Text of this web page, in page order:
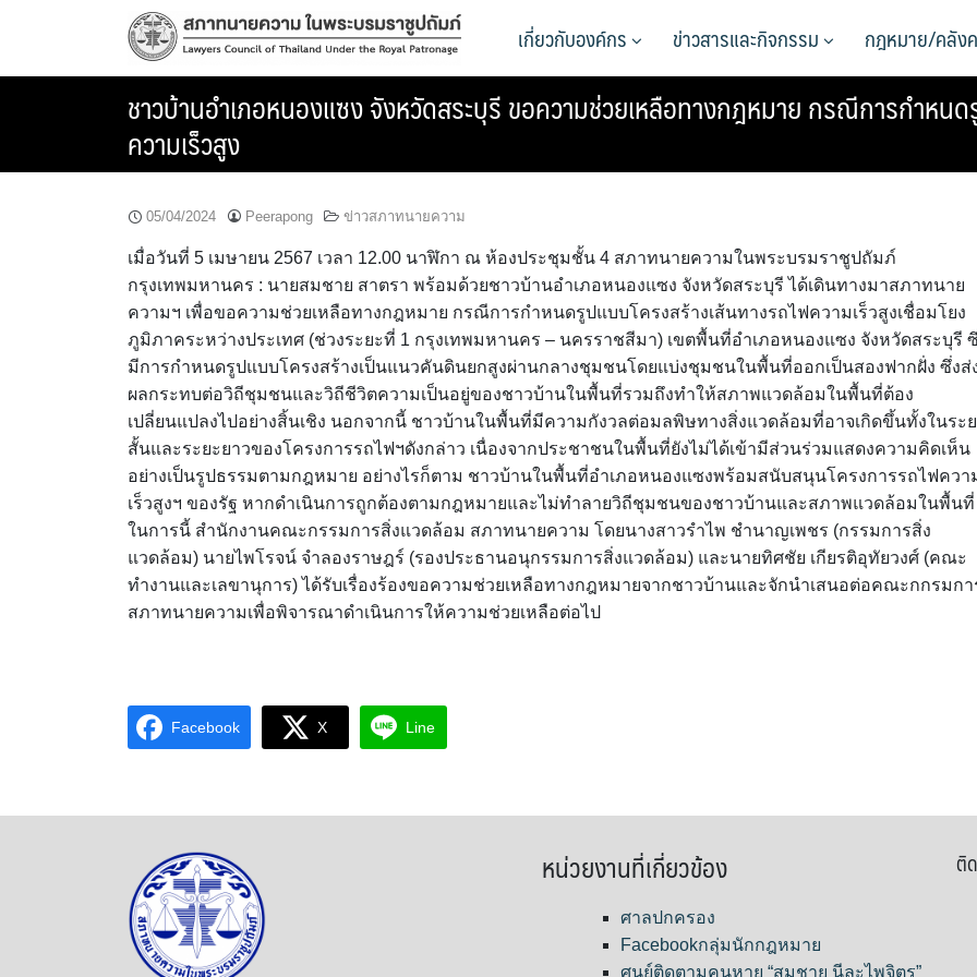
เกี่ยวกับองค์กร ข่าวสารและกิจกรรม กฎหมาย/คลัง
ชาวบ้านอำเภอหนองแซง จังหวัดสระบุรี ขอความช่วยเหลือทางกฎหมาย กรณีการกำหน
ความเร็วสูง
05/04/2024 Peerapong ข่าวสภาทนายความ
เมื่อวันที่ 5 เมษายน 2567 เวลา 12.00 นาฬิกา ณ ห้องประชุมชั้น 4 สภาทนายความในพระบรมราชูปถัมภ์
กรุงเทพมหานคร : นายสมชาย สาตรา พร้อมด้วยชาวบ้านอำเภอหนองแซง จังหวัดสระบุรี ได้เดินทางมาสภาทนาย
ความฯ เพื่อขอความช่วยเหลือทางกฎหมาย กรณีการกำหนดรูปแบบโครงสร้างเส้นทางรถไฟความเร็วสูงเชื่อมโยง
ภูมิภาคระหว่างประเทศ (ช่วงระยะที่ 1 กรุงเทพมหานคร – นครราชสีมา) เขตพื้นที่อำเภอหนองแซง จังหวัดสระบุรี
มีการกำหนดรูปแบบโครงสร้างเป็นแนวคันดินยกสูงผ่านกลางชุมชนโดยแบ่งชุมชนในพื้นที่ออกเป็นสองฟากฝั่ง ซึ่งส่
ผลกระทบต่อวิถีชุมชนและวิถีชีวิตความเป็นอยู่ของชาวบ้านในพื้นที่รวมถึงทำให้สภาพแวดล้อมในพื้นที่ต้อง
เปลี่ยนแปลงไปอย่างสิ้นเชิง นอกจากนี้ ชาวบ้านในพื้นที่มีความกังวลต่อมลพิษทางสิ่งแวดล้อมที่อาจเกิดขึ้นทั้งในระ
สั้นและระยะยาวของโครงการรถไฟฯดังกล่าว เนื่องจากประชาชนในพื้นที่ยังไม่ได้เข้ามีส่วนร่วมแสดงความคิดเห็น
อย่างเป็นรูปธรรมตามกฎหมาย อย่างไรก็ตาม ชาวบ้านในพื้นที่อำเภอหนองแซงพร้อมสนับสนุนโครงการรถไฟควา
เร็วสูงฯ ของรัฐ หากดำเนินการถูกต้องตามกฎหมายและไม่ทำลายวิถีชุมชนของชาวบ้านและสภาพแวดล้อมในพื้นที่
ในการนี้ สำนักงานคณะกรรมการสิ่งแวดล้อม สภาทนายความ โดยนางสาวรำไพ ชำนาญเพชร (กรรมการสิ่ง
แวดล้อม) นายไพโรจน์ จำลองราษฎร์ (รองประธานอนุกรรมการสิ่งแวดล้อม) และนายทิศชัย เกียรติอุทัยวงศ์ (คณะ
ทำงานและเลขานุการ) ได้รับเรื่องร้องขอความช่วยเหลือทางกฎหมายจากชาวบ้านและจักนำเสนอต่อคณะกกรมกา
สภาทนายความเพื่อพิจารณาดำเนินการให้ความช่วยเหลือต่อไป
Facebook X Line
หน่วยงานที่เกี่ยวข้อง
ศาลปกครอง
Facebookกลุ่มนักกฎหมาย
ศูนย์ติดตามคนหาย “สมชาย นีละไพจิตร”
ติ